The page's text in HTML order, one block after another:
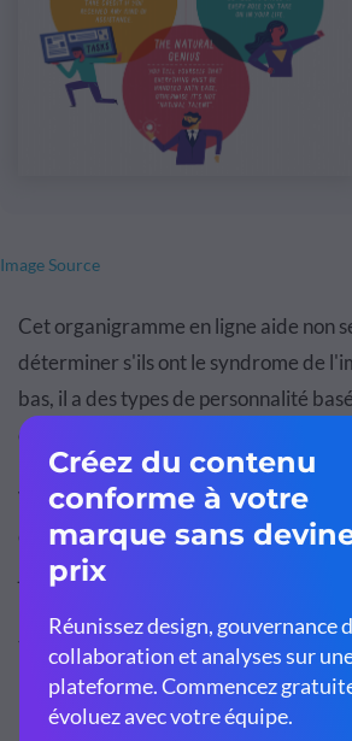
Image Source
Cet organigramme en ligne aide non
déterminer s'ils ont le syndrome de
bas, il a des types de personnalité
de chaque personne tout au long du
Voyez si vous pouvez proposer votre
d'engager votre public. Guidez-les à
jusqu'à ce qu'ils aient une réponse/
tous les doutes de votre cible.